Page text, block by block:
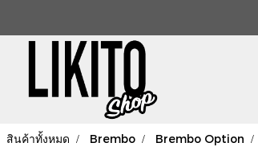
สินค้าทั้งหมด Brembo Brembo Option